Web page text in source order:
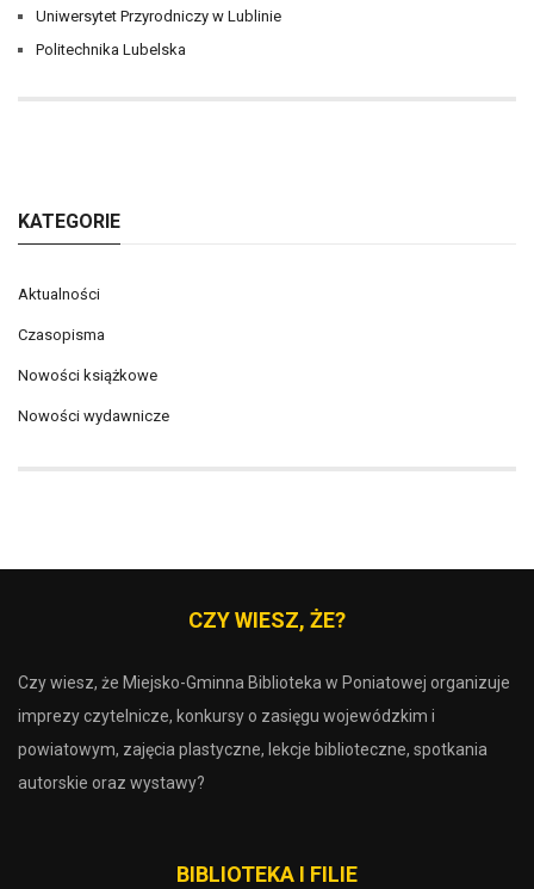
Uniwersytet Przyrodniczy w Lublinie
Politechnika Lubelska
KATEGORIE
Aktualności
Czasopisma
Nowości książkowe
Nowości wydawnicze
CZY WIESZ, ŻE?
Czy wiesz, że Miejsko-Gminna Biblioteka w Poniatowej organizuje
imprezy czytelnicze, konkursy o zasięgu wojewódzkim i
powiatowym, zajęcia plastyczne, lekcje biblioteczne, spotkania
autorskie oraz wystawy?
BIBLIOTEKA I FILIE